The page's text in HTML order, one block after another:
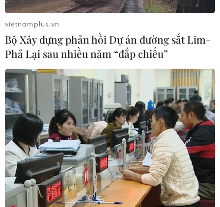
vietnamplus.vn
Bộ Xây dựng phản hồi Dự án đường sắt Lim-
Phả Lại sau nhiều năm “đắp chiếu”